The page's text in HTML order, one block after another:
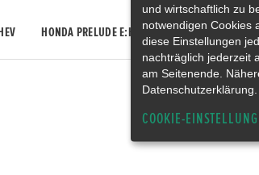
HONDA PRELUDE E:HEV HONDA HR-V E:HEV
und wirtschaftlich zu
notwendigen Cookies
diese Einstellungen
nachträglich jederzeit
am Seitenende.
Datenschutzerklärung.
COOKIE-